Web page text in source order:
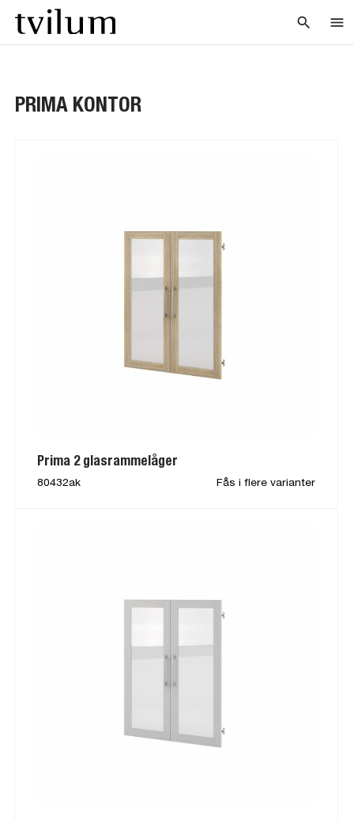
search menu
PRIMA KONTOR
Prima 2 glasrammelåger
80432ak Fås i flere varianter